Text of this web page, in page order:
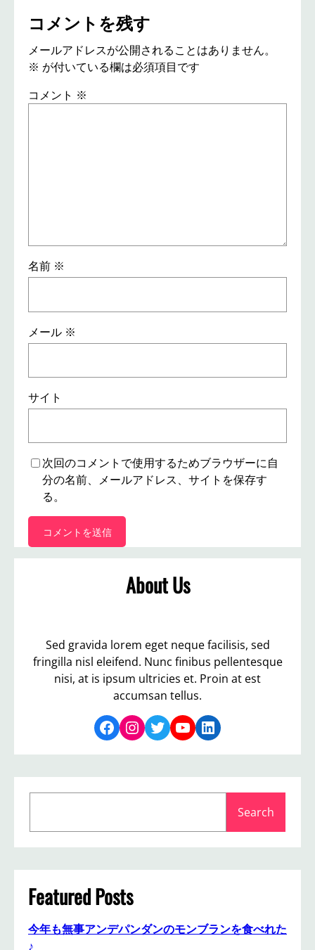
コメントを残す
メールアドレスが公開されることはありません。
※ が付いている欄は必須項目です
コメント ※
名前 ※
メール ※
サイト
次回のコメントで使用するためブラウザーに自
分の名前、メールアドレス、サイトを保存す
る。
About Us
Sed gravida lorem eget neque facilisis, sed
fringilla nisl eleifend. Nunc finibus pellentesque
nisi, at is ipsum ultricies et. Proin at est
accumsan tellus.
Facebook Instagram Twitter YouTube LinkedIn
a
r
c
h
Search
Featured Posts
今年も無事アンデパンダンのモンブランを食べれた
♪